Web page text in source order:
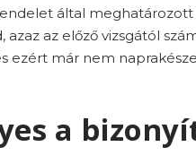
által
azaz az előző vizsgától
ezért már nem
a